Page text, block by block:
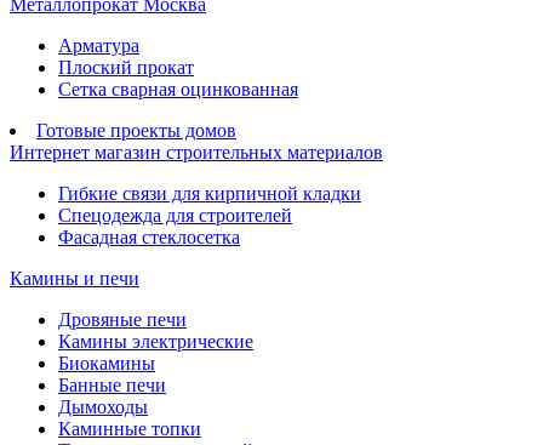
Арматура
Плоский прокат
Сетка сварная оцинкованная
Готовые проекты домов
Интернет магазин строительных материалов
Гибкие связи для кирпичной кладки
Спецодежда для строителей
Фасадная стеклосетка
Камины и печи
Дровяные печи
Камины электрические
Биокамины
Банные печи
Дымоходы
Каминные топки